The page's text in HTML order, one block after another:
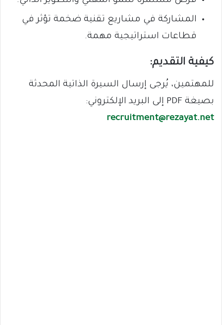
المشاركة في مشاريع تقنية ضخمة تؤثر في
قطاعات استراتيجية مهمة.
كيفية التقديم:
للمهتمين، يُرجى إرسال السيرة الذاتية المحدثة
بصيغة PDF إلى البريد الإلكتروني:
recruitment@rezayat.net